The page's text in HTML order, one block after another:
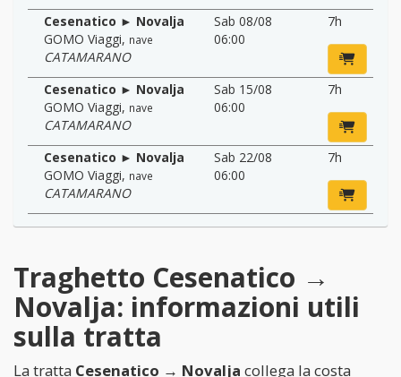
Cesenatico ► Novalja
GOMO Viaggi, nave
CATAMARANO
Sab 08/08
06:00
7h
Cesenatico ► Novalja
GOMO Viaggi, nave
CATAMARANO
Sab 15/08
06:00
7h
Cesenatico ► Novalja
GOMO Viaggi, nave
CATAMARANO
Sab 22/08
06:00
7h
Traghetto Cesenatico →
Novalja: informazioni utili
sulla tratta
La tratta Cesenatico → Novalja collega la costa